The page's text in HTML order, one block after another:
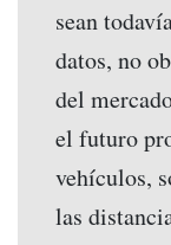
sean
datos, no
del
el futuro
vehículos,
las